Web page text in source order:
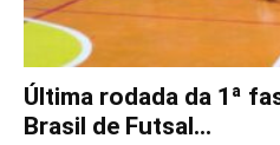
Última rodada da 1ª
Brasil de Futsal...